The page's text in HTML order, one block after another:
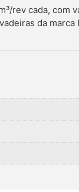
rev cada,
da